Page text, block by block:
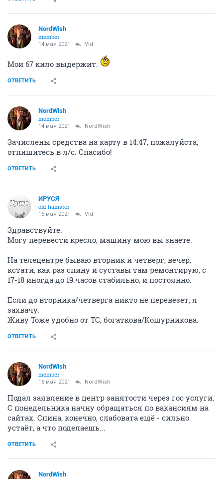
NordWish
member
14 мая 2021 Vld
Мои 67 кило выдержит.
ОТВЕТИТЬ
NordWish
member
14 мая 2021 NordWish
Зачислены средства на карту в 14:47, пожалуйста,
отпишитесь в л/с. Спасибо!
ОТВЕТИТЬ
ИРУСЯ
old hamster
15 мая 2021 Vld
Здравствуйте.
Могу перевести кресло, машину мою вы знаете.
На телецентре бываю вторник и четверг, вечер,
кстати, как раз спину и суставы там ремонтирую, с
17-18 иногда до 19.часов стабильно, и постоянно.
Если до вторника/четверга никто не перевезет, я
захвачу.
Живу Тоже удобно от ТС, богаткова/Кошурникова.
ОТВЕТИТЬ
NordWish
member
16 мая 2021 NordWish
Подал заявление в центр занятости через гос услуги.
С понедельника начну обращаться по вакансиям на
сайтах. Спина, конечно, слабовата ещё - сильно
устаёт, а что поделаешь...
ОТВЕТИТЬ
NordWish